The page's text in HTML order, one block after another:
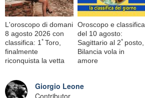
L'oroscopo di domani
8 agosto 2026 con
classifica: 1ﾟToro,
finalmente
riconquista la vetta
Oroscopo e classifica
del 10 agosto:
Sagittario al 2ﾟposto,
Bilancia vola in
amore
Giorgio Leone